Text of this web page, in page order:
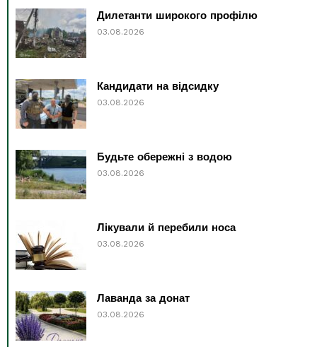
Дилетанти широкого профілю
03.08.2026
Кандидати на відсидку
03.08.2026
Будьте обережні з водою
03.08.2026
Лікували й перебили носа
03.08.2026
Лаванда за донат
03.08.2026